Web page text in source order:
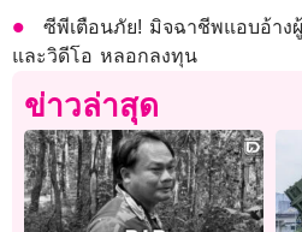
ซีพีเตือนภัย! มิจฉาชีพแอบอ้าง
และวิดีโอ หลอกลงทุน
ข่าวล่าสุด